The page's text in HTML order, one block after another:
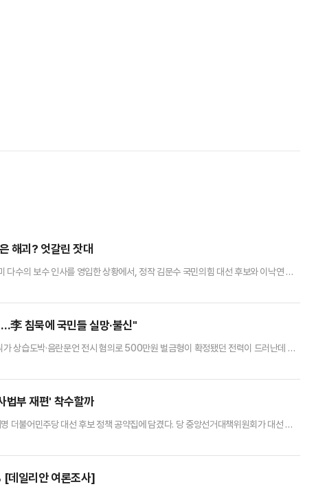
해괴? 엇갈린 잣대
수의 보수 인사를 영입한 상황에서, 정작 김문수 국민의힘 대선 후보와 이낙연 새
가 이어지는 데 대해 '이중잣대'라는 지적도 나온다.이재명 민주당 대선 후보는 28
李 침묵에 국민들 실망·불신"
상습도박·음란문언 전시 혐의로 500만원 벌금형이 확정됐던 전력이 드러난데 대
원의 벌금형을 확정받았다"며 "이 씨는 불법도박 관련 게시글을 100건 넘게 올렸
법부 재편' 착수할까
더불어민주당 대선 후보 정책 공약집에 담겼다. 당 중앙선거대책위원회가 대선 전
재진행형인 이재명 후보의 사법리스크 방탄을 위한 '사법부 겁박용' '삼권분립 파괴
일리안 여론조사]